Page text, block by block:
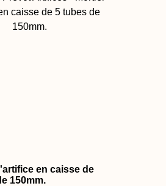
en caisse de
150mm.